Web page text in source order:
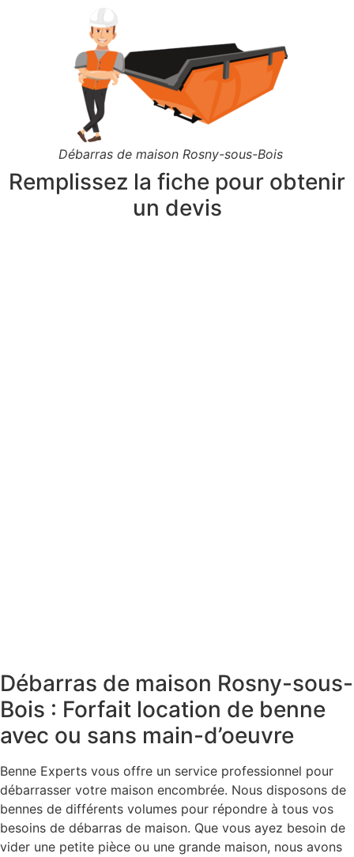
Débarras de maison Rosny-sous-Bois
Remplissez la fiche pour obtenir
un devis
Débarras de maison Rosny-sous-
Bois : Forfait location de benne
avec ou sans main-d’oeuvre
Benne Experts vous offre un service professionnel pour
débarrasser votre maison encombrée. Nous disposons de
bennes de différents volumes pour répondre à tous vos
besoins de débarras de maison. Que vous ayez besoin de
vider une petite pièce ou une grande maison, nous avons